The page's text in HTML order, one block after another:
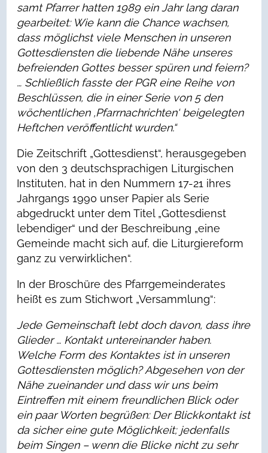
samt Pfarrer hatten 1989 ein Jahr lang daran
gearbeitet: Wie kann die Chance wachsen,
dass möglichst viele Menschen in unseren
Gottesdiensten die liebende Nähe unseres
befreienden Gottes besser spüren und feiern?
… Schließlich fasste der PGR eine Reihe von
Beschlüssen, die in einer Serie von 5 den
wöchentlichen ‚Pfarrnachrichten‘ beigelegten
Heftchen veröffentlicht wurden.“
Die Zeitschrift „Gottesdienst“, herausgegeben
von den 3 deutschsprachigen Liturgischen
Instituten, hat in den Nummern 17-21 ihres
Jahrgangs 1990 unser Papier als Serie
abgedruckt unter dem Titel „Gottesdienst
lebendiger“ und der Beschreibung „eine
Gemeinde macht sich auf, die Liturgiereform
ganz zu verwirklichen“.
In der Broschüre des Pfarrgemeinderates
heißt es zum Stichwort „Versammlung“:
Jede Gemeinschaft lebt doch davon, dass ihre
Glieder … Kontakt untereinander haben.
Welche Form des Kontaktes ist in unseren
Gottesdiensten möglich? Abgesehen von der
Nähe zueinander und dass wir uns beim
Eintreffen mit einem freundlichen Blick oder
ein paar Worten begrüßen: Der Blickkontakt ist
da sicher eine gute Möglichkeit; jedenfalls
beim Singen – wenn die Blicke nicht zu sehr